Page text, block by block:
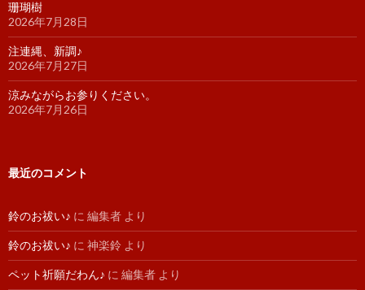
珊瑚樹
2026年7月28日
注連縄、新調♪
2026年7月27日
涼みながらお参りください。
2026年7月26日
最近のコメント
鈴のお祓い♪ に 編集者 より
鈴のお祓い♪ に 神楽鈴 より
ペット祈願だわん♪ に 編集者 より